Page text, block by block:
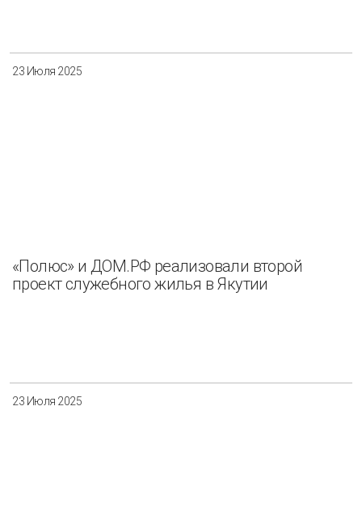
23 Июля 2025
«Полюс» и ДОМ.РФ реализовали второй
проект служебного жилья в Якутии
23 Июля 2025